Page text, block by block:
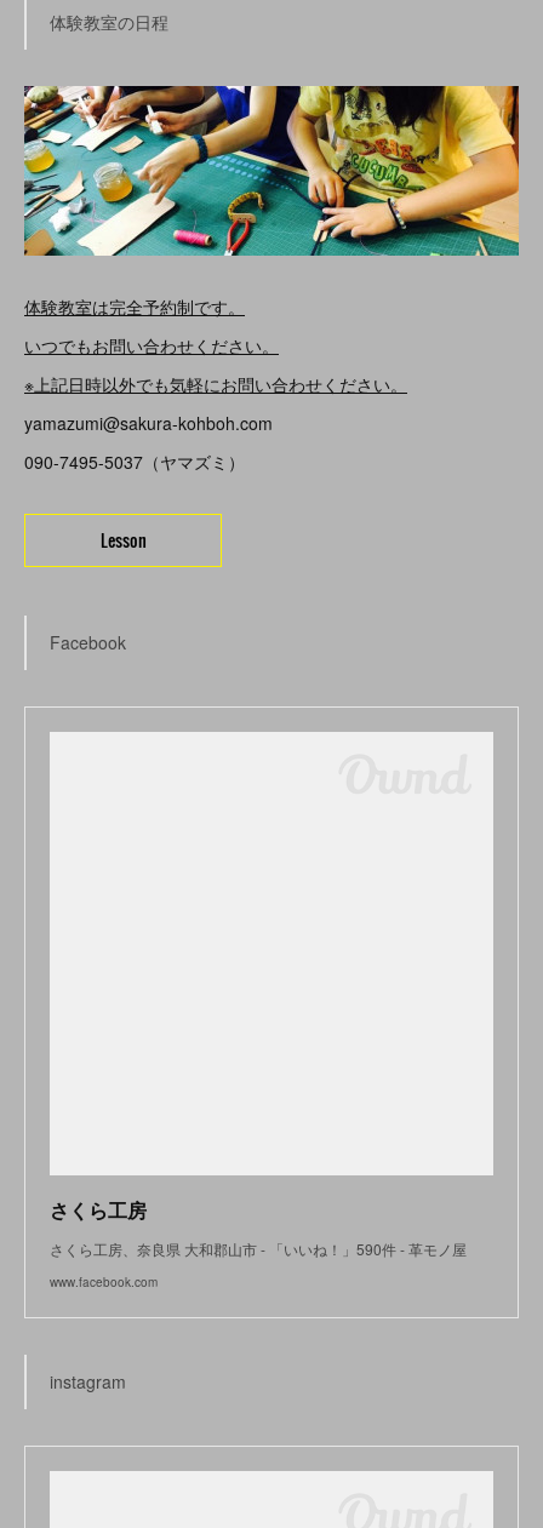
体験教室の日程
体験教室は完全予約制です。
いつでもお問い合わせください。
※上記日時以外でも気軽にお問い合わせください。
yamazumi@sakura-kohboh.com
090-7495-5037（ヤマズミ）
Lesson
Facebook
さくら工房
さくら工房、奈良県 大和郡山市 - 「いいね！」590件 - 革モノ屋
www.facebook.com
instagram